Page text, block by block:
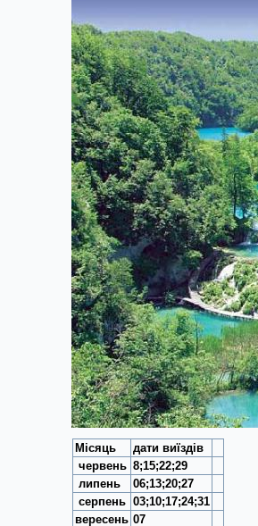
Місяць
дати виїздів
червень 8;15;22;29
липень
06;13;20;27
серпень 03;10;17;24;31
вересень 07